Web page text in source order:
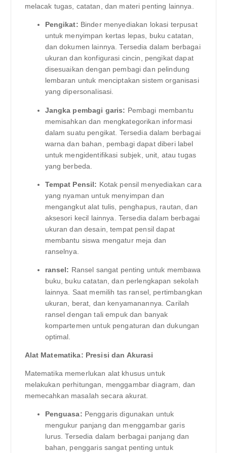
melacak tugas, catatan, dan materi penting lainnya.
Pengikat: Binder menyediakan lokasi terpusat
untuk menyimpan kertas lepas, buku catatan,
dan dokumen lainnya. Tersedia dalam berbagai
ukuran dan konfigurasi cincin, pengikat dapat
disesuaikan dengan pembagi dan pelindung
lembaran untuk menciptakan sistem organisasi
yang dipersonalisasi.
Jangka pembagi garis: Pembagi membantu
memisahkan dan mengkategorikan informasi
dalam suatu pengikat. Tersedia dalam berbagai
warna dan bahan, pembagi dapat diberi label
untuk mengidentifikasi subjek, unit, atau tugas
yang berbeda.
Tempat Pensil: Kotak pensil menyediakan cara
yang nyaman untuk menyimpan dan
mengangkut alat tulis, penghapus, rautan, dan
aksesori kecil lainnya. Tersedia dalam berbagai
ukuran dan desain, tempat pensil dapat
membantu siswa mengatur meja dan
ranselnya.
ransel: Ransel sangat penting untuk membawa
buku, buku catatan, dan perlengkapan sekolah
lainnya. Saat memilih tas ransel, pertimbangkan
ukuran, berat, dan kenyamanannya. Carilah
ransel dengan tali empuk dan banyak
kompartemen untuk pengaturan dan dukungan
optimal.
Alat Matematika: Presisi dan Akurasi
Matematika memerlukan alat khusus untuk
melakukan perhitungan, menggambar diagram, dan
memecahkan masalah secara akurat.
Penguasa: Penggaris digunakan untuk
mengukur panjang dan menggambar garis
lurus. Tersedia dalam berbagai panjang dan
bahan, penggaris sangat penting untuk